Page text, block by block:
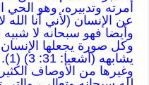
أمرته وتدبيره، وهو
وأيضا فهو سبحانه لا
وكل صورة يجعلها
يشابهه (أشعيا: 31: 3) (1).
وغيرها من الأوصاف